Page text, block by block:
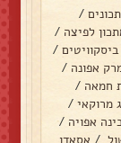
/
לפיצה /
/
אפונה /
חמאה /
מרוקאי /
אפויה /